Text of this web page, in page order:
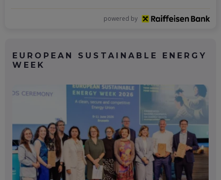
powered by
EUROPEAN SUSTAINABLE ENERGY
WEEK